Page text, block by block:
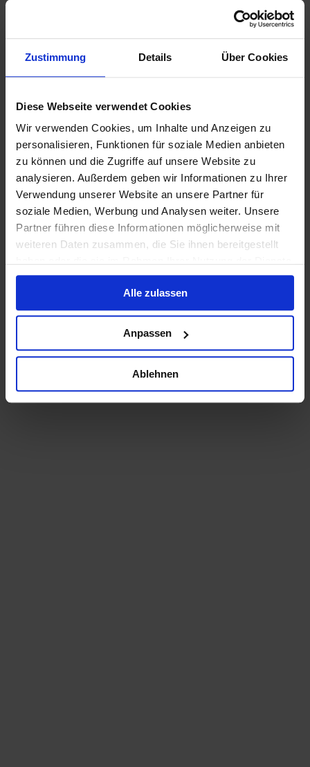
Zustimmung Details Über Cookies
Diese Webseite verwendet Cookies
Wir verwenden Cookies, um Inhalte und Anzeigen zu
personalisieren, Funktionen für soziale Medien anbieten
zu können und die Zugriffe auf unsere Website zu
analysieren. Außerdem geben wir Informationen zu Ihrer
Verwendung unserer Website an unsere Partner für
soziale Medien, Werbung und Analysen weiter. Unsere
Partner führen diese Informationen möglicherweise mit
weiteren Daten zusammen, die Sie ihnen bereitgestellt
gesammelt haben.
Alle zulassen
Anpassen
Ablehnen